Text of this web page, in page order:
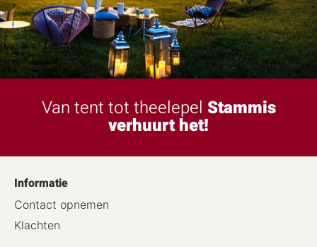
Van tent tot theelepel Stammis
verhuurt het!
Informatie
Contact opnemen
Klachten